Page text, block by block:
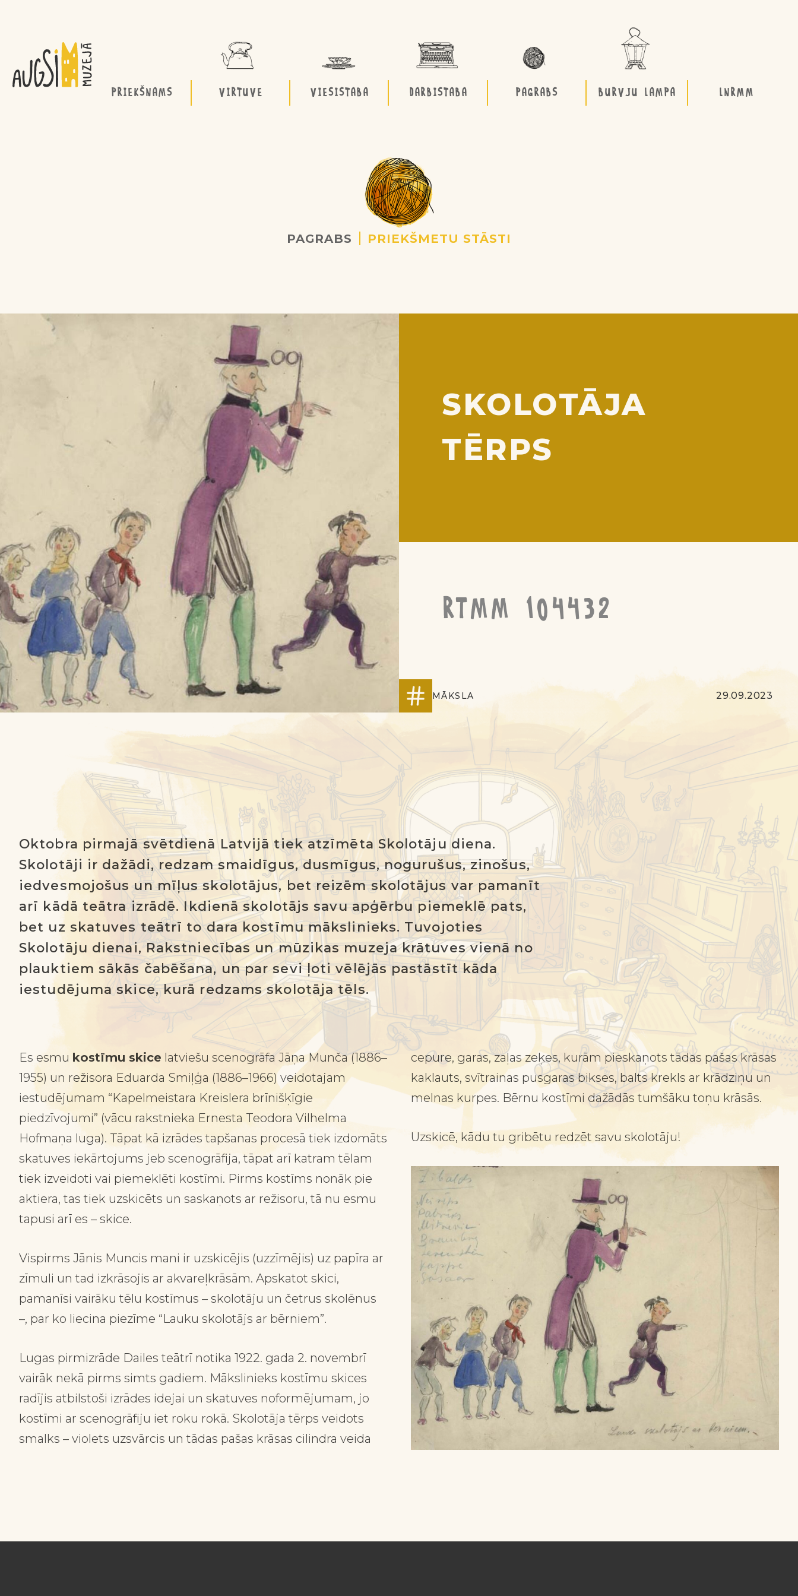
PRIEKŠNAMS VIRTUVE VIESISTABA DARBISTABA PAGRABS BURVJU LAMPA LNRMM
PAGRABS PRIEKŠMETU STĀSTI
SKOLOTĀJA
TĒRPS
RTMM 104432
MĀKSLA 29.09.2023
Oktobra pirmajā svētdienā Latvijā tiek atzīmēta Skolotāju diena.
Skolotāji ir dažādi, redzam smaidīgus, dusmīgus, nogurušus, zinošus,
iedvesmojošus un mīļus skolotājus, bet reizēm skolotājus var pamanīt
arī kādā teātra izrādē. Ikdienā skolotājs savu apģērbu piemeklē pats,
bet uz skatuves teātrī to dara kostīmu mākslinieks. Tuvojoties
Skolotāju dienai, Rakstniecības un mūzikas muzeja krātuves vienā no
plauktiem sākās čabēšana, un par sevi ļoti vēlējās pastāstīt kāda
iestudējuma skice, kurā redzams skolotāja tēls.
Es esmu kostīmu skice latviešu scenogrāfa Jāņa Munča (1886–
1955) un režisora Eduarda Smiļģa (1886–1966) veidotajam
iestudējumam “Kapelmeistara Kreislera brīnišķīgie
piedzīvojumi” (vācu rakstnieka Ernesta Teodora Vilhelma
Hofmaņa luga). Tāpat kā izrādes tapšanas procesā tiek izdomāts
skatuves iekārtojums jeb scenogrāfija, tāpat arī katram tēlam
tiek izveidoti vai piemeklēti kostīmi. Pirms kostīms nonāk pie
aktiera, tas tiek uzskicēts un saskaņots ar režisoru, tā nu esmu
tapusi arī es – skice.
Vispirms Jānis Muncis mani ir uzskicējis (uzzīmējis) uz papīra ar
zīmuli un tad izkrāsojis ar akvareļkrāsām. Apskatot skici,
pamanīsi vairāku tēlu kostīmus – skolotāju un četrus skolēnus
–, par ko liecina piezīme “Lauku skolotājs ar bērniem”.
Lugas pirmizrāde Dailes teātrī notika 1922. gada 2. novembrī
vairāk nekā pirms simts gadiem. Mākslinieks kostīmu skices
radījis atbilstoši izrādes idejai un skatuves noformējumam, jo
kostīmi ar scenogrāfiju iet roku rokā. Skolotāja tērps veidots
smalks – violets uzsvārcis un tādas pašas krāsas cilindra veida
cepure, garas, zaļas zeķes, kurām pieskaņots tādas pašas krāsas
kaklauts, svītrainas pusgaras bikses, balts krekls ar krādziņu un
melnas kurpes. Bērnu kostīmi dažādās tumšāku toņu krāsās.
Uzskicē, kādu tu gribētu redzēt savu skolotāju!